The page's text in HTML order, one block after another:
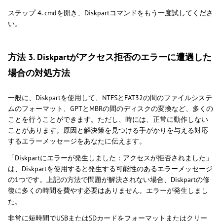
ステップ 4. cmdを開き、Diskpartコマンドをもう一度試してくださ
い。
方法 3. Diskpartがアクセス拒否のエラーに遭遇した
場合の対処方法
一般に、Diskpartを使用して、NTFSとFAT32の間のファイルシステ
ムのフォーマット、GPTとMBRの間のディスクの変換など、多くの
ことを行うことができます。ただし、時には、正常に動作しない
ことがあります。原因と解決策を見つける手がかりを与える対応
するエラーメッセージをあなたに伝えます。
「Diskpartにエラーが発生しました：アクセスが拒否されました」
は、Diskpartを使用すると発生する可能性のあるエラーメッセージ
の1つです。上記の方法で問題が解決されない場合、Diskpartの修
復に多くの時間を費やす必要はありません。エラーが発生しまし
た。
非常に短時間でUSBまたはSDカードをフォーマットまたはクリー